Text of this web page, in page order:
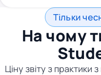
Тільки
На чому
Ціну звіту з практики